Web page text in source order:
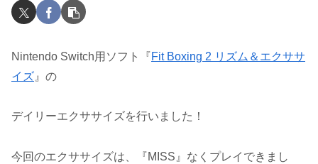
Nintendo Switch用ソフト『Fit Boxing 2 リズム＆エクササ
イズ 』の
デイリーエクササイズを行いました！
今回のエクササイズは、『MISS』なくプレイできまし